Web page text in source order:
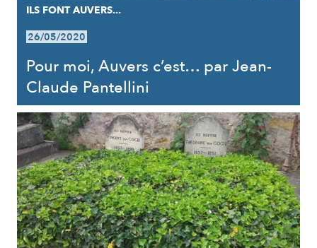
ILS FONT AUVERS...
26/05/2020
Pour moi, Auvers c’est… par Jean-
Claude Pantellini